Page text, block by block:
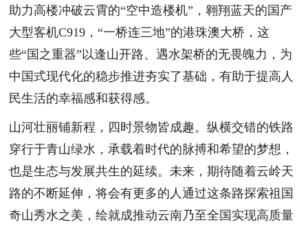
助力高楼冲破云霄的“空中造楼机”，翱翔蓝天的国产
大型客机C919，“一桥连三地”的港珠澳大桥，这
些“国之重器”以逢山开路、遇水架桥的无畏魄力，为
中国式现代化的稳步推进夯实了基础，有助于提高人
民生活的幸福感和获得感。
山河壮丽铺新程，四时景物皆成趣。纵横交错的铁路
穿行于青山绿水，承载着时代的脉搏和希望的梦想，
也是生态与发展共生的延续。未来，期待随着云岭天
路的不断延伸，将会有更多的人通过这条路探索祖国
奇山秀水之美，绘就成推动云南乃至全国实现高质量